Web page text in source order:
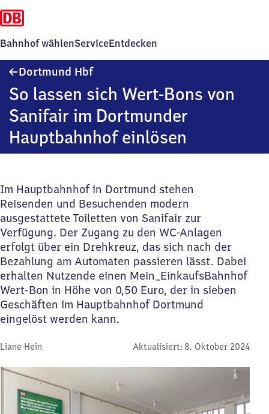
Bahnhof wählenServiceEntdecken
Dortmund HbfDortmund
So lassen sich Wert-Bons von
Sanifair im Dortmunder
Hauptbahnhof einlösen
Im Hauptbahnhof in Dortmund stehen
Reisenden und Besuchenden modern
ausgestattete Toiletten von Sanifair zur
Verfügung. Der Zugang zu den WC-Anlagen
erfolgt über ein Drehkreuz, das sich nach der
Bezahlung am Automaten passieren lässt. Dabei
erhalten Nutzende einen Mein_EinkaufsBahnhof
Wert-Bon in Höhe von 0,50 Euro, der in sieben
Geschäften im Hauptbahnhof Dortmund
eingelöst werden kann.
Von:
Liane Hein Aktualisiert: 8. Oktober 2024